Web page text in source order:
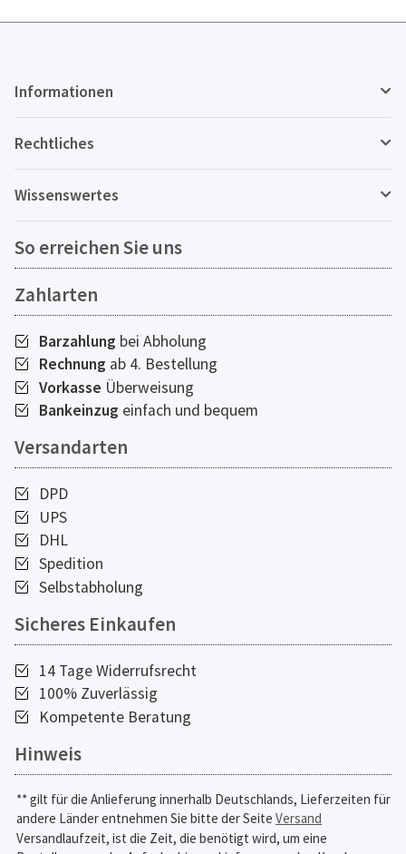
Informationen
Rechtliches
Wissenswertes
So erreichen Sie uns
Zahlarten
Barzahlung bei Abholung
Rechnung ab 4. Bestellung
Vorkasse Überweisung
Bankeinzug einfach und bequem
Versandarten
DPD
UPS
DHL
Spedition
Selbstabholung
Sicheres Einkaufen
14 Tage Widerrufsrecht
100% Zuverlässig
Kompetente Beratung
Hinweis
** gilt für die Anlieferung innerhalb Deutschlands, Lieferzeiten für
andere Länder entnehmen Sie bitte der Seite Versand
Versandlaufzeit, ist die Zeit, die benötigt wird, um eine